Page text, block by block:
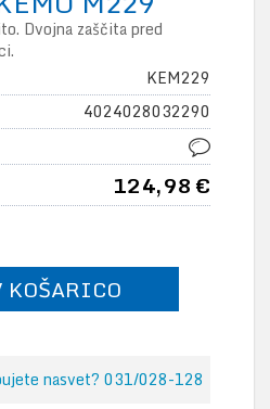
Dvojna zaščita pred
KEM229
4024028032290
124,98 €
KOŠARICO
nasvet? 031/028-128